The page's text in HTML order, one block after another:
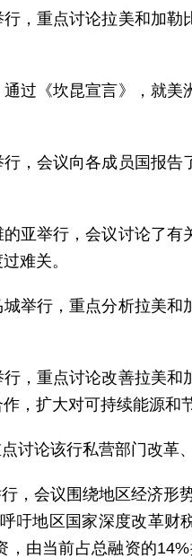
，重点讨论拉美和加勒
过《坎昆宣言》，就美
，会议向各成员国报告
亚举行，会议讨论了有
难关。
举行，重点分析拉美和
，重点讨论改善拉美和
，扩大对可持续能源和
讨论该行私营部门改革
，会议围绕地区经济形
吁地区国家深度改革财
由当前占总融资的